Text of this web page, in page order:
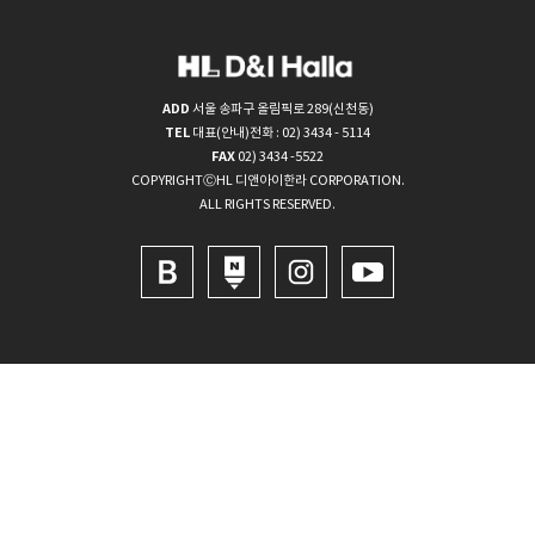
ADD 서울 송파구 올림픽로 289(신천동)
TEL 대표(안내)전화 : 02) 3434 - 5114
FAX 02) 3434 -5522
COPYRIGHTⒸHL 디앤아이한라 CORPORATION.
ALL RIGHTS RESERVED.